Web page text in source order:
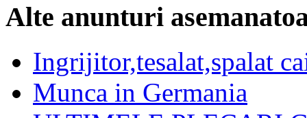
Alte anunturi
Ingrijitor,tesalat,spalat
Munca in Germania